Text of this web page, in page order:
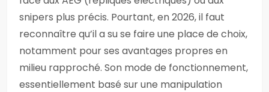
snipers plus précis. Pourtant, en 2026, il faut
reconnaître qu’il a su se faire une place de choix,
notamment pour ses avantages propres en
milieu rapproché. Son mode de fonctionnement,
essentiellement basé sur une manipulation